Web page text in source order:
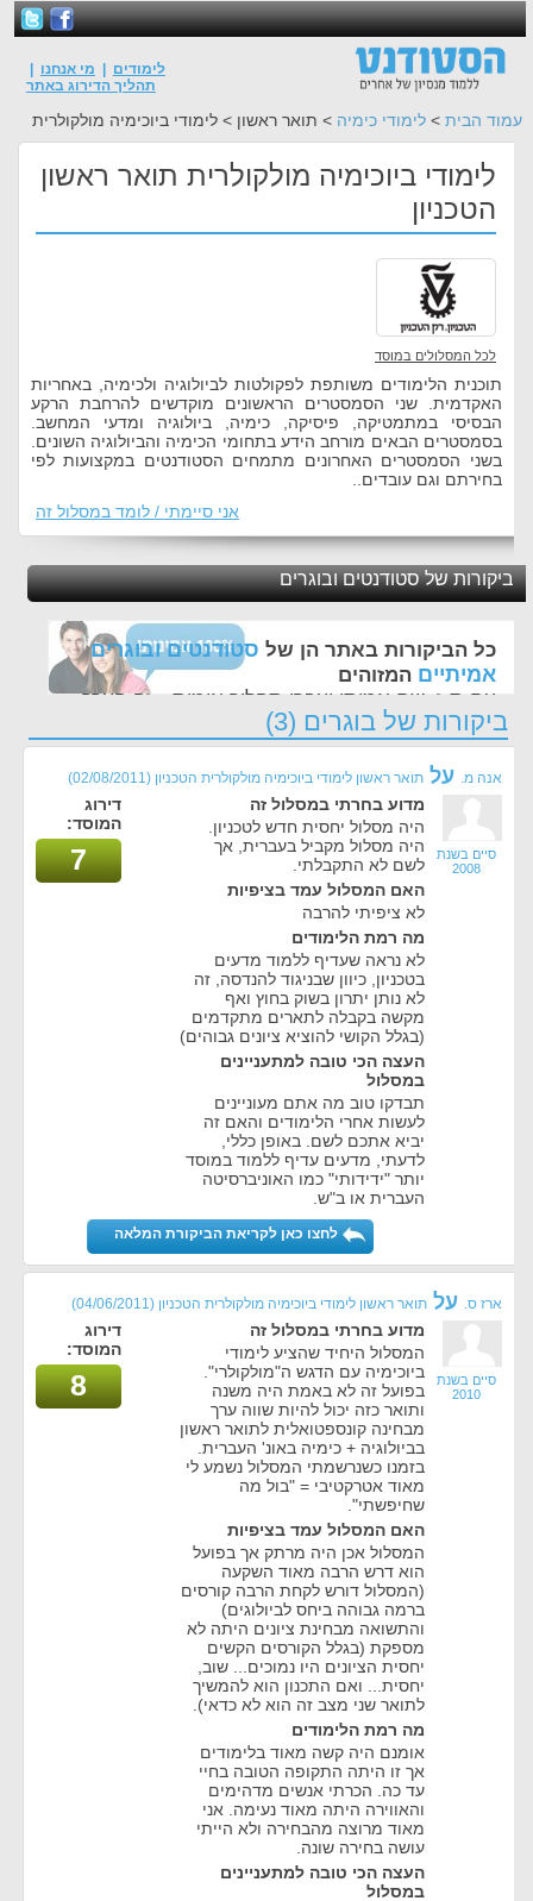
לימודים מי אנחנו
תהליך הדירוג באתר
עמוד הבית > לימודי כימיה > תואר ראשון > לימודי ביוכימיה מולקולרית
לימודי ביוכימיה מולקולרית תואר ראשון
הטכניון
לכל המסלולים במוסד
תוכנית הלימודים משותפת לפקולטות לביולוגיה ולכימיה, באחריות
האקדמית. שני הסמסטרים הראשונים מוקדשים להרחבת הרקע
הבסיסי במתמטיקה, פיסיקה, כימיה, ביולוגיה ומדעי המחשב.
בסמסטרים הבאים מורחב הידע בתחומי הכימיה והביולוגיה השונים.
בשני הסמסטרים האחרונים מתמחים הסטודנטים במקצועות לפי
בחירתם וגם עובדים..
אני סיימתי / לומד במסלול זה
ביקורות של סטודנטים ובוגרים
כל הביקורות באתר הן של סטודנטים ובוגרים
אמיתיים המזוהים
עם ת.ז, שם אמיתי ועברו תהליך אימות - זה הערך
החשוב לנו ביותר באתר
ביקורות של בוגרים (3)
אנה מ. על תואר ראשון לימודי ביוכימיה מולקולרית הטכניון (02/08/2011)
סיים בשנת
2008
מדוע בחרתי במסלול זה
היה מסלול יחסית חדש לטכניון.
היה מסלול מקביל בעברית, אך
לשם לא התקבלתי.
האם המסלול עמד בציפיות
לא ציפיתי להרבה
מה רמת הלימודים
לא נראה שעדיף ללמוד מדעים
בטכניון, כיוון שבניגוד להנדסה, זה
לא נותן יתרון בשוק בחוץ ואף
מקשה בקבלה לתארים מתקדמים
(בגלל הקושי להוציא ציונים גבוהים)
העצה הכי טובה למתעניינים
במסלול
תבדקו טוב מה אתם מעוניינים
לעשות אחרי הלימודים והאם זה
יביא אתכם לשם. באופן כללי,
לדעתי, מדעים עדיף ללמוד במוסד
יותר "ידידותי" כמו האוניברסיטה
העברית או ב"ש.
דירוג
המוסד:
7
לחצו כאן לקריאת הביקורת המלאה
ארז ס. על תואר ראשון לימודי ביוכימיה מולקולרית הטכניון (04/06/2011)
סיים בשנת
2010
מדוע בחרתי במסלול זה
המסלול היחיד שהציע לימודי
ביוכימיה עם הדגש ה"מולקולרי".
בפועל זה לא באמת היה משנה
ותואר כזה יכול להיות שווה ערך
מבחינה קונספטואלית לתואר ראשון
בביולוגיה + כימיה באונ' העברית.
בזמנו כשנרשמתי המסלול נשמע לי
מאוד אטרקטיבי = "בול מה
שחיפשתי".
האם המסלול עמד בציפיות
המסלול אכן היה מרתק אך בפועל
הוא דרש הרבה מאוד השקעה
(המסלול דורש לקחת הרבה קורסים
ברמה גבוהה ביחס לביולוגים)
והתשואה מבחינת ציונים היתה לא
מספקת (בגלל הקורסים הקשים
יחסית הציונים היו נמוכים... שוב,
יחסית... ואם התכנון הוא להמשיך
לתואר שני מצב זה הוא לא כדאי).
מה רמת הלימודים
אומנם היה קשה מאוד בלימודים
אך זו היתה התקופה הטובה בחיי
עד כה. הכרתי אנשים מדהימים
והאווירה היתה מאוד נעימה. אני
מאוד מרוצה מהבחירה ולא הייתי
עושה בחירה שונה.
העצה הכי טובה למתעניינים
במסלול
דירוג
המוסד:
8